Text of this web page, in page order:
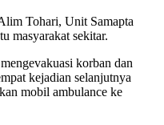
Tohari, Unit Samapta
masyarakat sekitar.
korban dan
kejadian selanjutnya
mobil ambulance ke